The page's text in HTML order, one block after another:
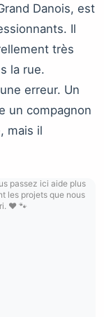
Danois, est
Il
très
la rue.
erreur. Un
un compagnon
mais il
passez ici aide plus
les projets que nous
❤️ 🐾